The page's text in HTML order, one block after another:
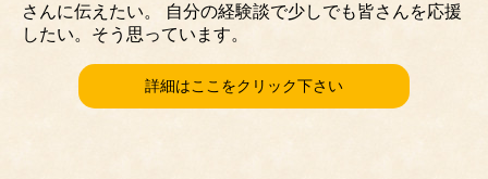
さんに伝えたい。 自分の経験談で少しでも皆さんを応援
したい。そう思っています。
詳細はここをクリック下さい